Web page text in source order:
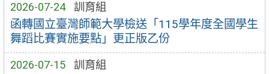
2026-07-24 訓育組
函轉國立臺灣師範大學檢送「115學年度全國學生
舞蹈比賽實施要點」更正版乙份
2026-07-15 訓育組